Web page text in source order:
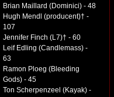
Brian Maillard (Dominici) - 48
Hugh Mendl (producent)† -
107
Jennifer Finch (L7)† - 60
Leif Edling (Candlemass) -
63
Ramon Ploeg (Bleeding
Gods) - 45
Ton Scherpenzeel (Kayak) -